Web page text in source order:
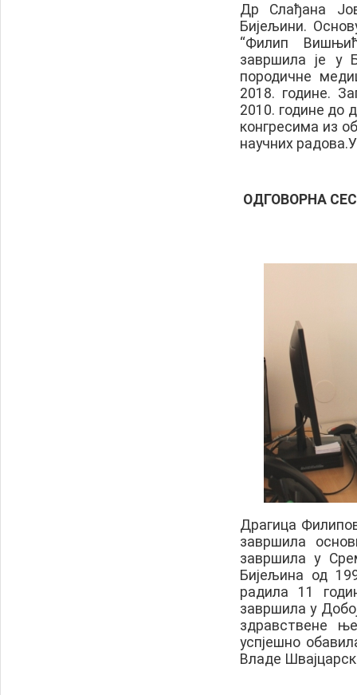
Др Слађана
Бијељини.
“Филип
завршила је у
породичне
2018. године.
2010. године до
конгресима из
научних
ОДГОВОРНА
Драгица
завршила
завршила у
Бијељина од
радила 11
завршила у
здравствене
успјешно
Владе